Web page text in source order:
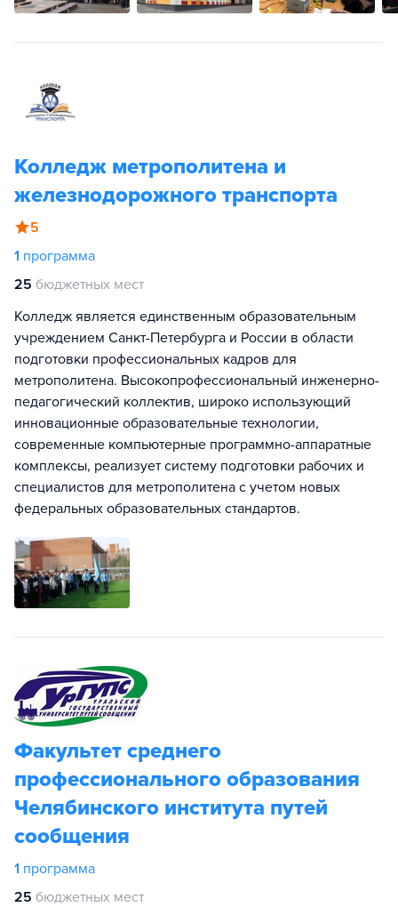
Колледж метрополитена и
железнодорожного транспорта
5
1 программа
25 бюджетных мест
Колледж является единственным образовательным
учреждением Санкт-Петербурга и России в области
подготовки профессиональных кадров для
метрополитена. Высокопрофессиональный инженерно-
педагогический коллектив, широко использующий
инновационные образовательные технологии,
современные компьютерные программно-аппаратные
комплексы, реализует систему подготовки рабочих и
специалистов для метрополитена с учетом новых
федеральных образовательных стандартов.
Факультет среднего
профессионального образования
Челябинского института путей
сообщения
1 программа
25 бюджетных мест